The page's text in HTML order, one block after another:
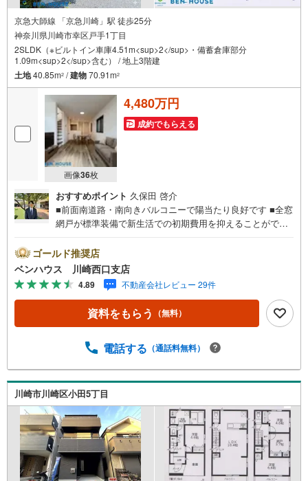
京急大師線 「京急川崎」駅 徒歩25分
神奈川県川崎市幸区戸手1丁目
2SLDK（※ビルトイン車庫4.51m<sup>2</sup>・備蓄倉庫部分
1.09m<sup>2</sup>含む） / 地上3階建
土地40.85m2 /建物70.91m2
画像36枚
4,480万円
成約でもらえる
おすすめポイント 久保田 啓介
■前面南道路・南向きバルコニーで陽当たり良好です ■全窓
網戸が標準装備で新生活での初期費用を抑えることができ
ラクラク ■全居室2面採光■ご見学をご希望のお客様、平
日・休日問わず ご対応させていただきます。■また、オン
ライン案内・相談などにも対応しております。 どうぞ
お気軽にご連絡下さい。その他にも・・・●「この物件以外
にも何件か一緒に物件を見てみたい」●「私はローンいくら
借りられるのだろう？」●「買替えなので、自宅がいくらで
かな？」●「頭金は、どれくらいないと買えないの？」●
宅購入はわからないことばかり・・・。ご安心ください!!お
力になれる事がございましたら、誠心誠意 お手伝いをさせ
ていただきます。【ベンハウス】にお任せ下さい！
ゴールド推奨店
ベンハウス 川崎西口支店
4.89 不動産会社レビュー 29件
資料をもらう （無料）
電話する （通話料無料）
川崎市川崎区小田5丁目